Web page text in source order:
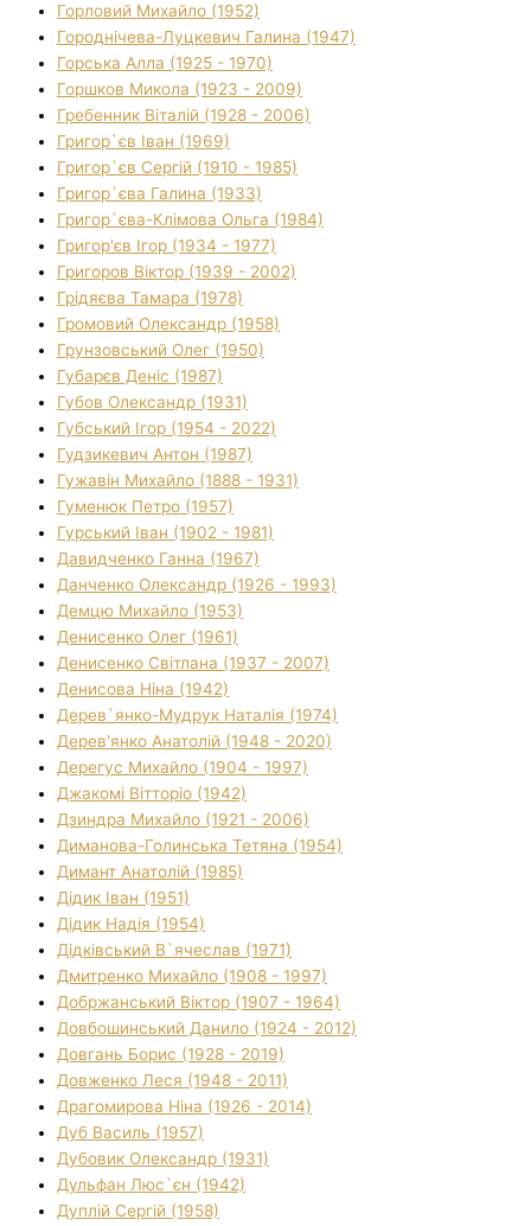
Горловий Михайло (1952)
Городнічева-Луцкевич Галина (1947)
Горська Алла (1925 - 1970)
Горшков Микола (1923 - 2009)
Гребенник Віталій (1928 - 2006)
Григор`єв Іван (1969)
Григор`єв Сергій (1910 - 1985)
Григор`єва Галина (1933)
Григор`єва-Клімова Ольга (1984)
Григор'єв Ігор (1934 - 1977)
Григоров Віктор (1939 - 2002)
Грідяєва Тамара (1978)
Громовий Олександр (1958)
Грунзовський Олег (1950)
Губарєв Деніс (1987)
Губов Олександр (1931)
Губський Ігор (1954 - 2022)
Гудзикевич Антон (1987)
Гужавін Михайло (1888 - 1931)
Гуменюк Петро (1957)
Гурський Іван (1902 - 1981)
Давидченко Ганна (1967)
Данченко Олександр (1926 - 1993)
Демцю Михайло (1953)
Денисенко Олег (1961)
Денисенко Світлана (1937 - 2007)
Денисова Ніна (1942)
Дерев`янко-Мудрук Наталія (1974)
Дерев'янко Анатолій (1948 - 2020)
Дерегус Михайло (1904 - 1997)
Джакомі Вітторіо (1942)
Дзиндра Михайло (1921 - 2006)
Диманова-Голинська Тетяна (1954)
Димант Анатолій (1985)
Дідик Іван (1951)
Дідик Надія (1954)
Дідківський В`ячеслав (1971)
Дмитренко Михайло (1908 - 1997)
Добржанський Віктор (1907 - 1964)
Довбошинський Данило (1924 - 2012)
Довгань Борис (1928 - 2019)
Довженко Леся (1948 - 2011)
Драгомирова Ніна (1926 - 2014)
Дуб Василь (1957)
Дубовик Олександр (1931)
Дульфан Люс`єн (1942)
Дуплій Сергій (1958)